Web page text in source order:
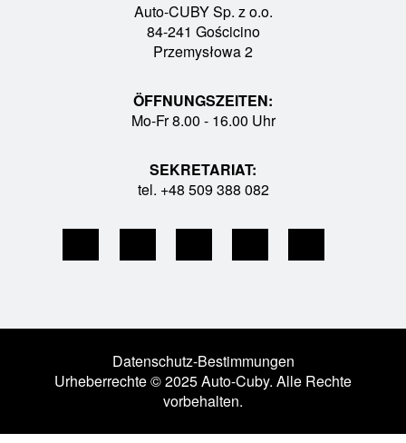
Auto-CUBY Sp. z o.o.
84-241 Gościcino
Przemysłowa 2
ÖFFNUNGSZEITEN:
Mo-Fr 8.00 - 16.00 Uhr
SEKRETARIAT:
tel. +48 509 388 082
Datenschutz-Bestimmungen
Urheberrechte © 2025 Auto-Cuby. Alle Rechte
vorbehalten.